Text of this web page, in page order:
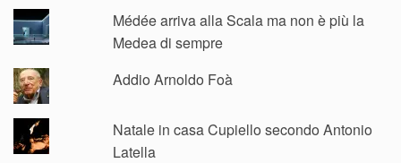
Médée arriva alla Scala ma non è più la
Medea di sempre
Addio Arnoldo Foà
Natale in casa Cupiello secondo Antonio
Latella